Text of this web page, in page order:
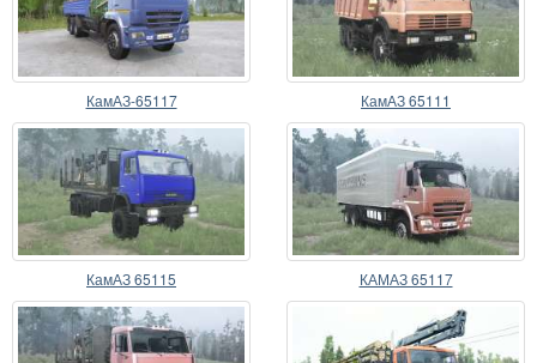
КамАЗ-65117 КамАЗ 65111
КамАЗ 65115 КАМАЗ 65117